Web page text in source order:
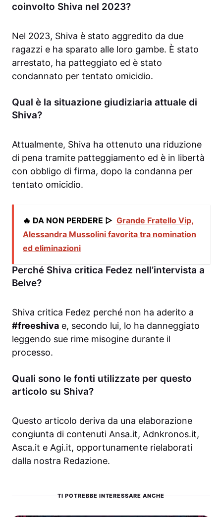
coinvolto Shiva nel 2023?
Nel 2023, Shiva è stato aggredito da due
ragazzi e ha sparato alle loro gambe. È stato
arrestato, ha patteggiato ed è stato
condannato per tentato omicidio.
Qual è la situazione giudiziaria attuale di
Shiva?
Attualmente, Shiva ha ottenuto una riduzione
di pena tramite patteggiamento ed è in libertà
con obbligo di firma, dopo la condanna per
tentato omicidio.
🔥 DA NON PERDERE ▷ Grande Fratello Vip,
Alessandra Mussolini favorita tra nomination
ed eliminazioni
Perché Shiva critica Fedez nell’intervista a
Belve?
Shiva critica Fedez perché non ha aderito a
#freeshiva e, secondo lui, lo ha danneggiato
leggendo sue rime misogine durante il
processo.
Quali sono le fonti utilizzate per questo
articolo su Shiva?
Questo articolo deriva da una elaborazione
congiunta di contenuti Ansa.it, Adnkronos.it,
Asca.it e Agi.it, opportunamente rielaborati
dalla nostra Redazione.
TI POTREBBE INTERESSARE ANCHE